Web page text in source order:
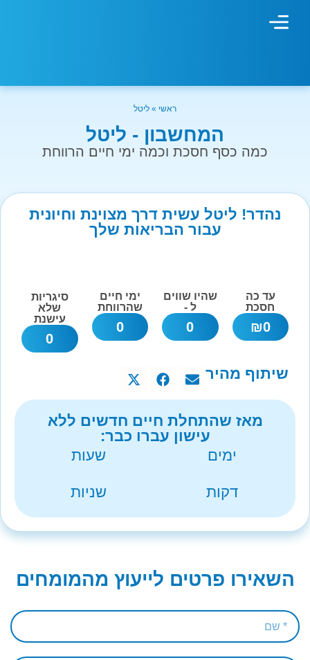
ראשי » ליטל
המחשבון - ליטל
כמה כסף חסכת וכמה ימי חיים הרווחת
נהדר! ליטל עשית דרך מצוינת וחיונית
עבור הבריאות שלך
עד כה
חסכת
0
₪
שהיו שווים
ל -
0
ימי חיים
שהרווחת
0
סיגריות
שלא
עישנת
0
שיתוף מהיר
מאז שהתחלת חיים חדשים ללא
עישון עברו כבר:
ימים
שעות
דקות שניות
השאירו פרטים לייעוץ מהמומחים